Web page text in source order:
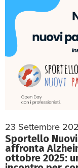
23 Settembre
Sportello
affronta
ottobre 2025: